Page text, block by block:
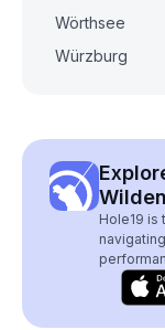
Wörthsee
Würzburg
Hole19 is